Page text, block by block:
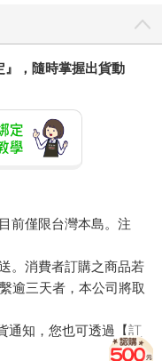
』，隨時掌握出貨動
前僅限台灣本島。注
。消費者訂購之商品若
逾三天者，本公司將取
通知，您也可透過【訂